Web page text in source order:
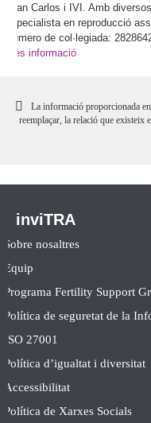
Joan Carlos i IVI. Amb
especialista en reproducció
Número de col·legiada:
Més informació
La informació proporcionada
reemplaçar, la relació que existeix
inviTRA
Sobre nosaltres
Equip
Programa Fertility Support
Política de seguretat de la
ISO 27001
Política d’igualtat i diversitat
Accessibilitat
Política de Xarxes Socials